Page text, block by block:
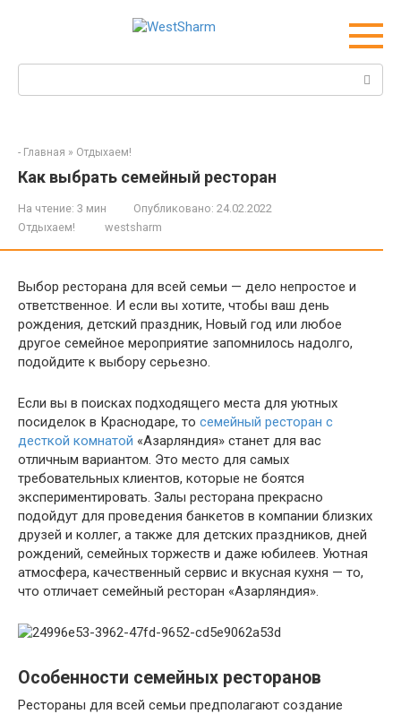
- Главная » Отдыхаем!
Как выбрать семейный ресторан
На чтение: 3 мин Опубликовано: 24.02.2022
Отдыхаем!
westsharm
Выбор ресторана для всей семьи — дело непростое и
ответственное. И если вы хотите, чтобы ваш день
рождения, детский праздник, Новый год или любое
другое семейное мероприятие запомнилось надолго,
подойдите к выбору серьезно.
Если вы в поисках подходящего места для уютных
посиделок в Краснодаре, то семейный ресторан с
десткой комнатой «Азарляндия» станет для вас
отличным вариантом. Это место для самых
требовательных клиентов, которые не боятся
экспериментировать. Залы ресторана прекрасно
подойдут для проведения банкетов в компании близких
друзей и коллег, а также для детских праздников, дней
рождений, семейных торжеств и даже юбилеев. Уютная
атмосфера, качественный сервис и вкусная кухня — то,
что отличает семейный ресторан «Азарляндия».
Особенности семейных ресторанов
Рестораны для всей семьи предполагают создание